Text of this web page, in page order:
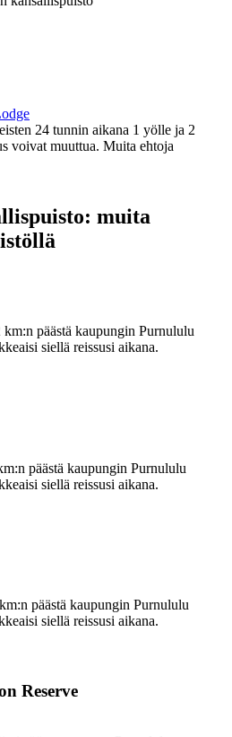
24 tunnin aikana 1 yölle ja 2
voivat muuttua. Muita ehtoja
muita
päästä kaupungin Purnululu
siellä reissusi aikana.
päästä kaupungin Purnululu
siellä reissusi aikana.
päästä kaupungin Purnululu
siellä reissusi aikana.
Reserve